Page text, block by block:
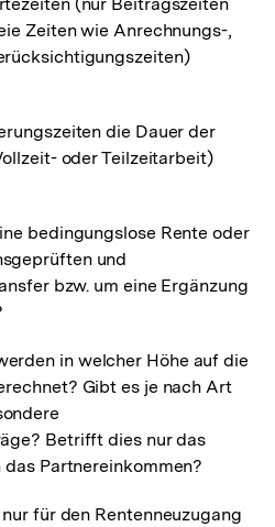
(nur Beitragszeiten
Zeiten wie Anrechnungs-,
die Dauer der
oder Teilzeitarbeit)
bedingungslose Rente oder
und
bzw. um eine Ergänzung
in welcher Höhe auf die
Gibt es je nach Art
Betrifft dies nur das
Partnereinkommen?
für den Rentenneuzugang